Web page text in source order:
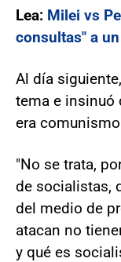
Lea: Milei vs
consultas" a
Al día
tema e insinuó
era
"No se trata,
de socialistas,
del medio de
atacan no
y qué es